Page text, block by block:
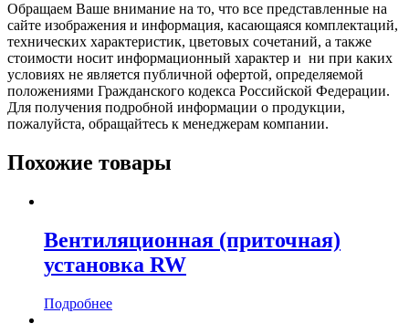
Обращаем Ваше внимание на то, что все представленные на
сайте изображения и информация, касающаяся комплектаций,
технических характеристик, цветовых сочетаний, а также
стоимости носит информационный характер и ни при каких
условиях не является публичной офертой, определяемой
положениями Гражданского кодекса Российской Федерации.
Для получения подробной информации о продукции,
пожалуйста, обращайтесь к менеджерам компании.
Похожие товары
Вентиляционная (приточная)
установка RW
Подробнее